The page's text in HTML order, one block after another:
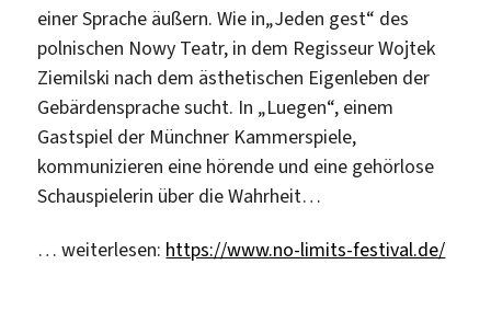
einer Sprache äußern. Wie in„Jeden gest“ des
polnischen Nowy Teatr, in dem Regisseur Wojtek
Ziemilski nach dem ästhetischen Eigenleben der
Gebärdensprache sucht. In „Luegen“, einem
Gastspiel der Münchner Kammerspiele,
kommunizieren eine hörende und eine gehörlose
Schauspielerin über die Wahrheit…
… weiterlesen: https://www.no-limits-festival.de/